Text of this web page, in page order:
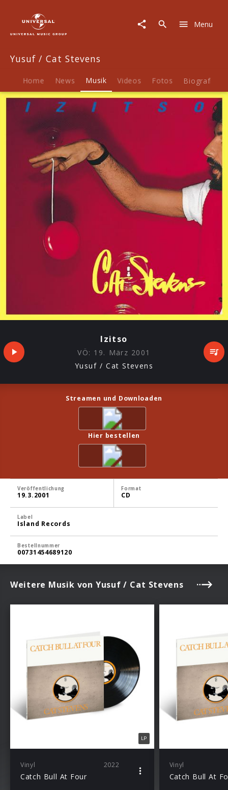
Stevens
Musik
Menu
Yusuf / Cat Stevens
Home News Musik Videos Fotos Biografie
Izitso
VÖ: 19. März 2001
Yusuf / Cat Stevens
Streamen und Downloaden
Hier bestellen
Veröffentlichung
19.3.2001
Format
CD
Label
Island Records
Bestellnummer
00731454689120
Weitere Musik von Yusuf / Cat Stevens
LP
Vinyl 2022
Catch Bull At Four
Vinyl
Catch Bull At